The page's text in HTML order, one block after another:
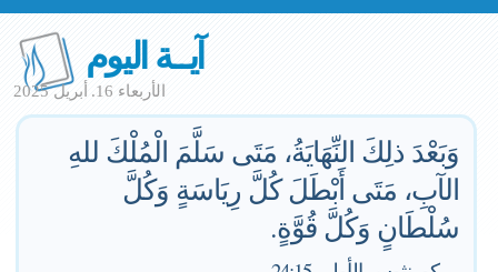
آيــة اليوم
الأربعاء 16. أبريل 2025
وَبَعْدَ ذلِكَ النِّهَايَةُ، مَتَى سَلَّمَ الْمُلْكَ للهِ
الآبِ، مَتَى أَبْطَلَ كُلَّ رِيَاسَةٍ وَكُلَّ
سُلْطَانٍ وَكُلَّ قُوَّةٍ.